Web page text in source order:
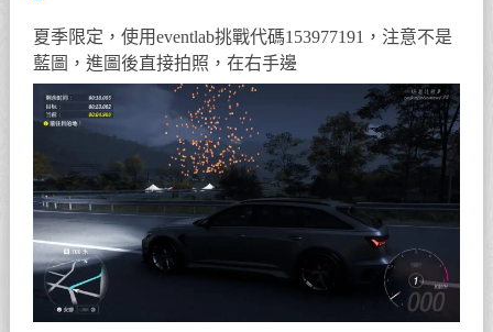
夏季限定，使用eventlab挑戰代碼153977191，注意不是
藍圖，進圖後直接拍照，在右手邊